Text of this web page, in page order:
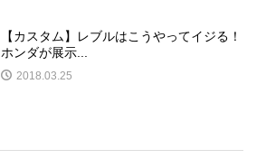
【カスタム】レブルはこうやってイジる！
ホンダが展示...
2018.03.25